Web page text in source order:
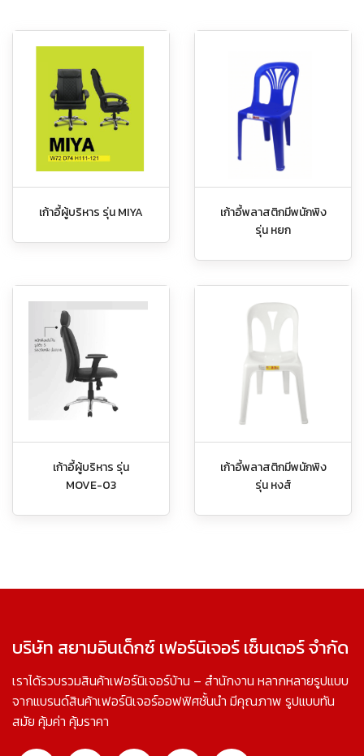
เก้าอี้ผู้บริหาร รุ่น MIYA
เก้าอี้พลาสติกมีพนักพิง
รุ่น หยก
เก้าอี้ผู้บริหาร รุ่น
MOVE-03
เก้าอี้พลาสติกมีพนักพิง
รุ่น หงส์
บริษัท สยามอินเด็กซ์ เฟอร์นิเจอร์ เซ็นเตอร์ จำกัด
เราได้รวบรวมสินค้าเฟอร์นิเจอร์บ้าน – สำนักงาน หลากหลายรูปแบบ
จากแบรนด์สินค้าเฟอร์นิเจอร์ออฟฟิศชั้นนำ มีคุณภาพ รูปแบบทัน
สมัย คุ้มค่า คุ้มราคา